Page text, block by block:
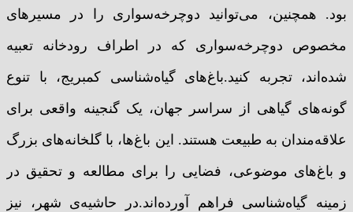
بود. همچنین، می‌توانید دوچرخه‌سواری را در مسیرهای
مخصوص دوچرخه‌سواری که در اطراف رودخانه تعبیه
شده‌اند، تجربه کنید.باغ‌های گیاه‌شناسی کمبریج، با تنوع
گونه‌های گیاهی از سراسر جهان، یک گنجینه واقعی برای
علاقه‌مندان به طبیعت هستند. این باغ‌ها، با گلخانه‌های بزرگ
و باغ‌های موضوعی، فضایی را برای مطالعه و تحقیق در
زمینه گیاه‌شناسی فراهم آورده‌اند.در حاشیه‌ی شهر، نیز